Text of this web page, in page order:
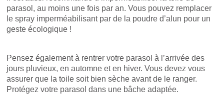
parasol, au moins une fois par an. Vous pouvez remplacer
le spray imperméabilisant par de la poudre d’alun pour un
geste écologique !
Pensez également à rentrer votre parasol à l’arrivée des
jours pluvieux, en automne et en hiver. Vous devez vous
assurer que la toile soit bien sèche avant de le ranger.
Protégez votre parasol dans une bâche adaptée.